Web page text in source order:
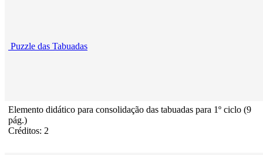
Puzzle das Tabuadas
Elemento didático para consolidação das tabuadas para 1º ciclo (9
pág.)
Créditos: 2